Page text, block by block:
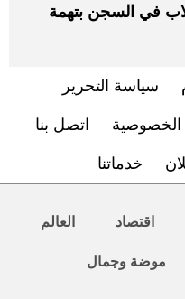
ثانوي و10 طلاب في السجن بتهمة
سياسة التحرير
اتصل بنا
خدماتنا
اقتصاد العالم
موضة وجمال